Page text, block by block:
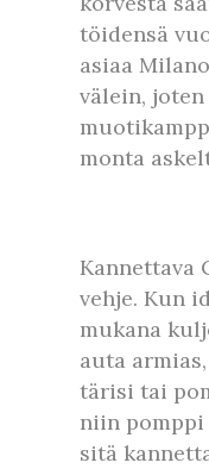
töidensä
asiaa
välein,
monta
Kannettava
vehje. Kun
mukana
auta
tärisi tai
niin
sitä